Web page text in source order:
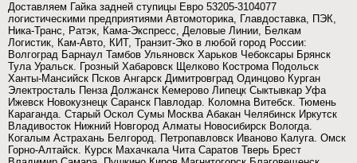
Доставляем Гайка задней ступицы Евро 53205-3104077
логистическими предприятиями Автомоторика, Главдоставка, ПЭК,
Ника-Транс, Ратэк, Кама-Экспресс, Деловые Линии, Белкам
Логистик, Кам-Авто, КИТ, Транзит-Эко в любой город России:
Волгоград Барнаул Тамбов Ульяновск Харьков Чебоксары Брянск
Тула Уральск. Грозный Хабаровск Щелково Кострома Подольск
Ханты-Мансийск Псков Ангарск Димитровград Одинцово Курган
Электросталь Пенза Должанск Кемерово Липецк Сыктывкар Уфа
Ижевск Новокузнецк Саранск Павлодар. Коломна Витебск. Тюмень
Караганда. Старый Оскол Сумы Москва Абакан Челябинск Иркутск
Владивосток Нижний Новгород Алматы Новосибирск Вологда.
Когалым Астрахань Белгород. Петропавловск Иваново Калуга. Омск
Горно-Алтайск. Курск Махачкала Чита Саратов Тверь Брест